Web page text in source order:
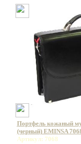
Портфель кожаный
(черный) EMINSA
Артикул: 7068